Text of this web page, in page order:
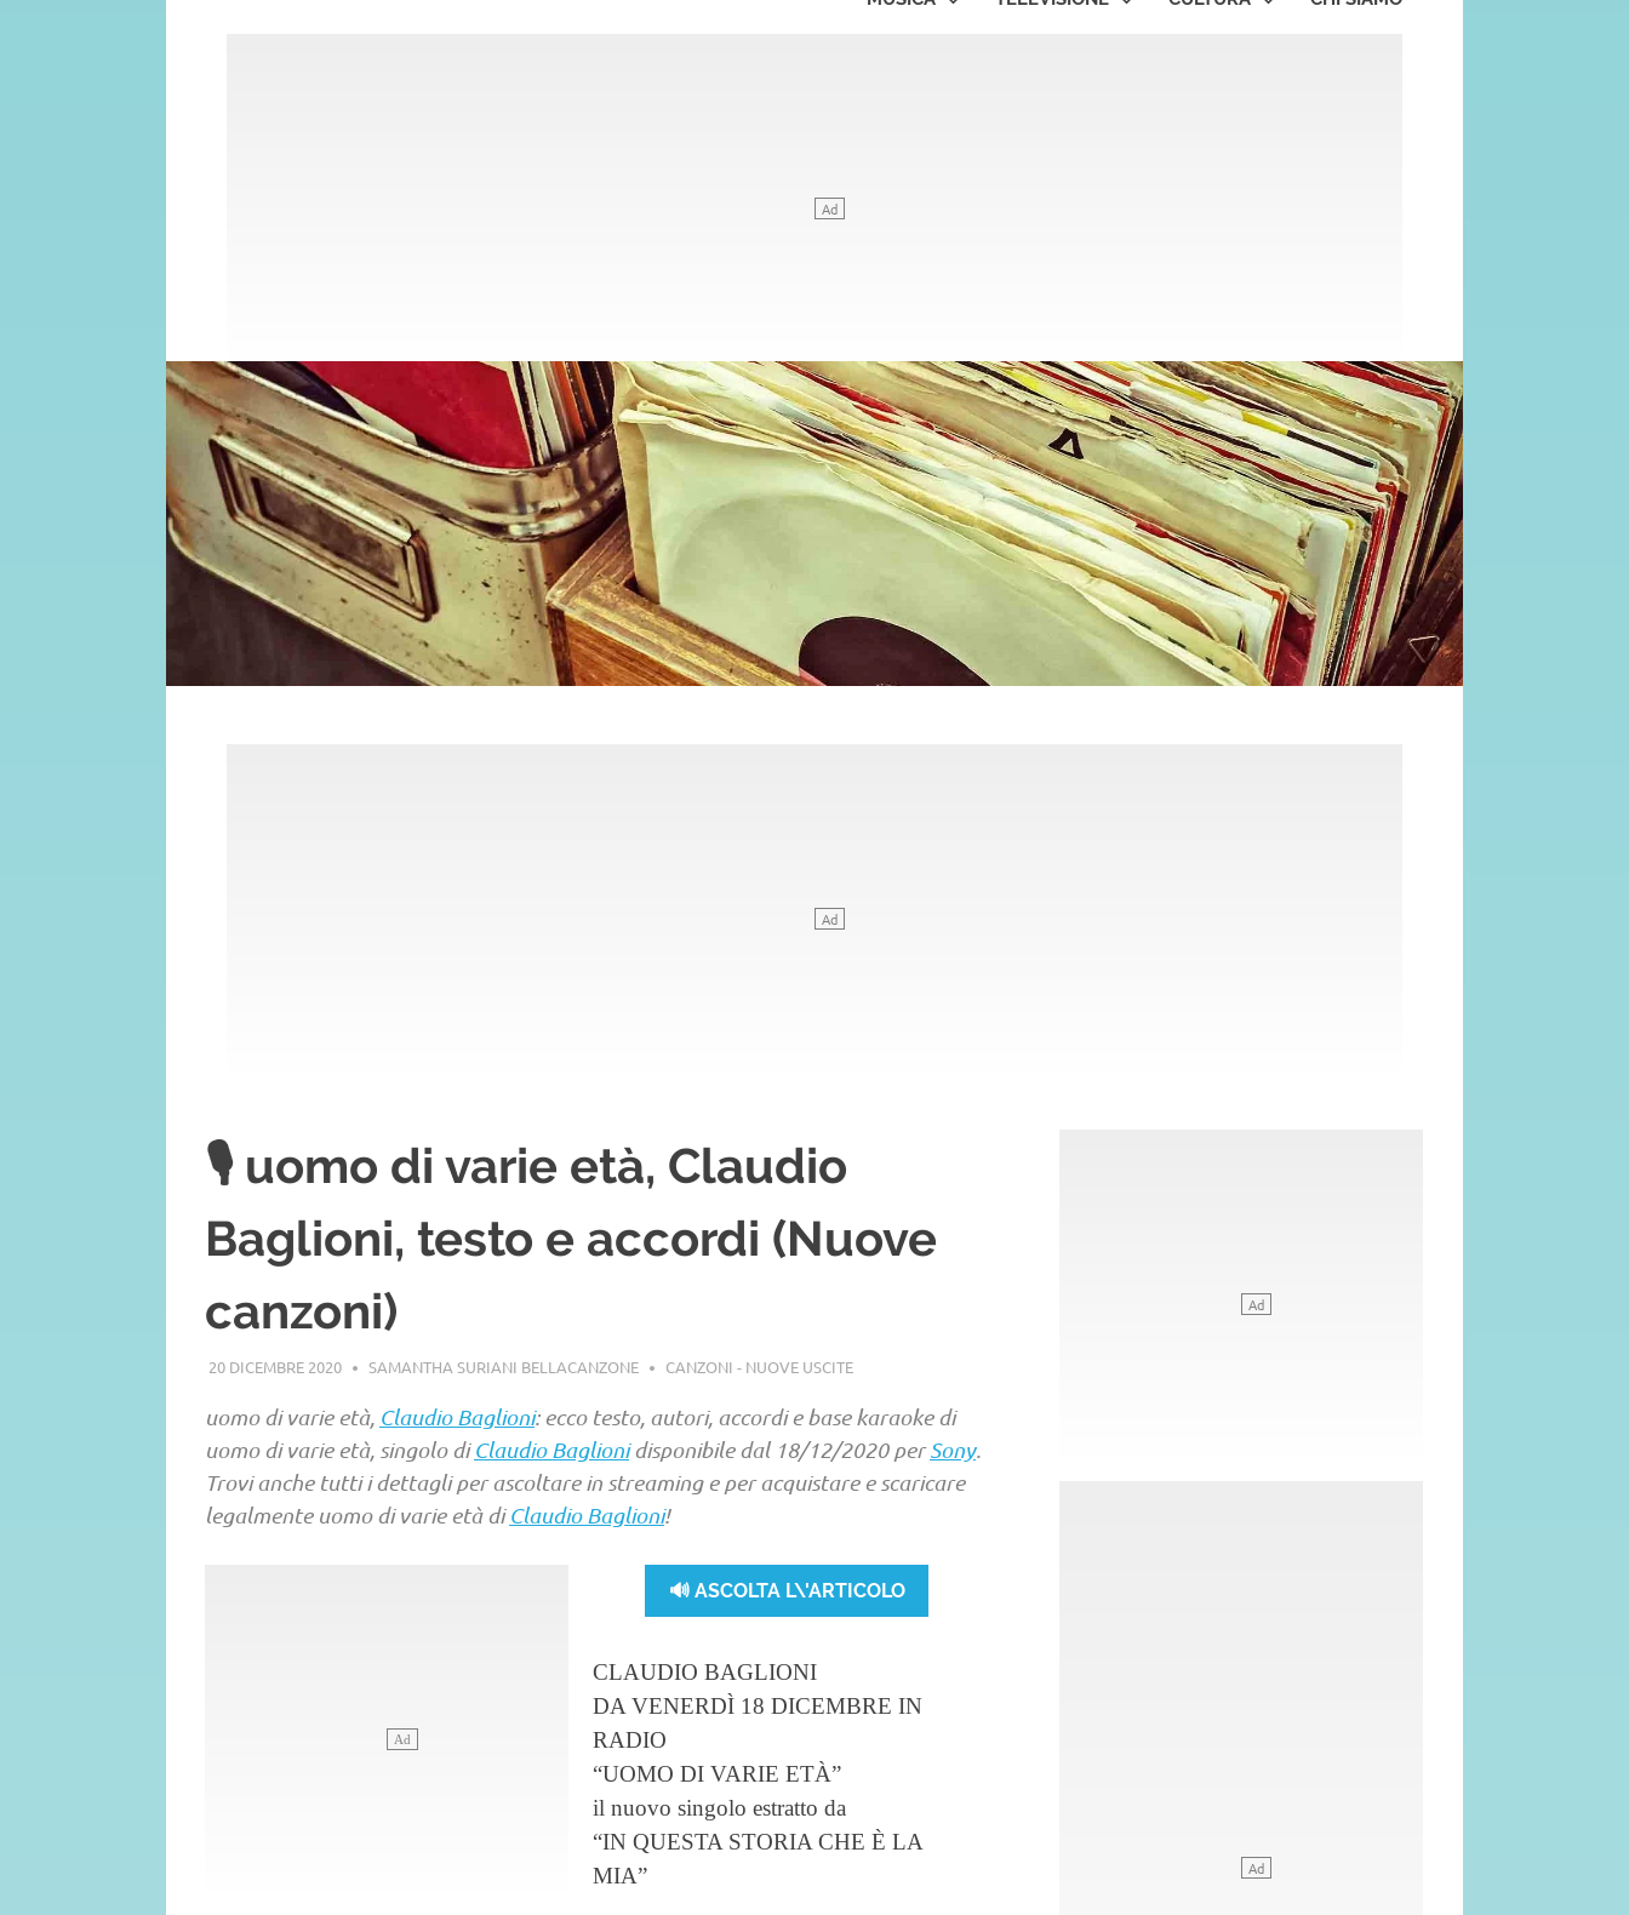
🎙️ uomo di varie età, Claudio
Baglioni, testo e accordi (Nuove
canzoni)
20 DICEMBRE 2020 SAMANTHA SURIANI BELLACANZONE CANZONI - NUOVE USCITE
uomo di varie età, Claudio Baglioni: ecco testo, autori, accordi e base karaoke di
uomo di varie età, singolo diClaudio Baglionidisponibile dal 18/12/2020 perSony.
Trovi anche tutti i dettagli per ascoltare in streaming e per acquistare e scaricare
legalmente uomo di varie età diClaudio Baglioni!
🔊 ASCOLTA L\'ARTICOLO
CLAUDIO BAGLIONI
DA VENERDÌ 18 DICEMBRE IN
RADIO
“UOMO DI VARIE ETÀ”
il nuovo singolo estratto da
“IN QUESTA STORIA CHE È LA
MIA”